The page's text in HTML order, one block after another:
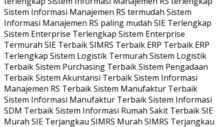
Sistem Informasi Manajemen RS termudah Sistem
Informasi Manajemen RS paling mudah SIE Terlengkap
Sistem Enterprise Terlengkap Sistem Enterprise
Termurah SIE Terbaik SIMRS Terbaik ERP Terbaik ERP
Terlengkap Sistem Logistik Termurah Sistem Logistik
Terbaik Sistem Purchasing Terbaik Sistem Pengadaan
Terbaik Sistem Akuntansi Terbaik Sistem Informasi
Manajemen RS Terbaik Sistem Manufaktur Terbaik
Sistem Informasi Manufaktur Terbaik Sistem Informasi
SDM Terbaik Sistem Informasi Rumah Sakit Terbaik SIE
Murah SIE Terjangkau SIMRS Murah SIMRS Terjangkau